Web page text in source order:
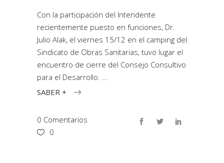
Con la participación del Intendente
recientemente puesto en funciones, Dr.
Julio Alak, el viernes 15/12 en el camping del
Sindicato de Obras Sanitarias, tuvo lugar el
encuentro de cierre del Consejo Consultivo
para el Desarrollo.
SABER +
0 Comentarios
0